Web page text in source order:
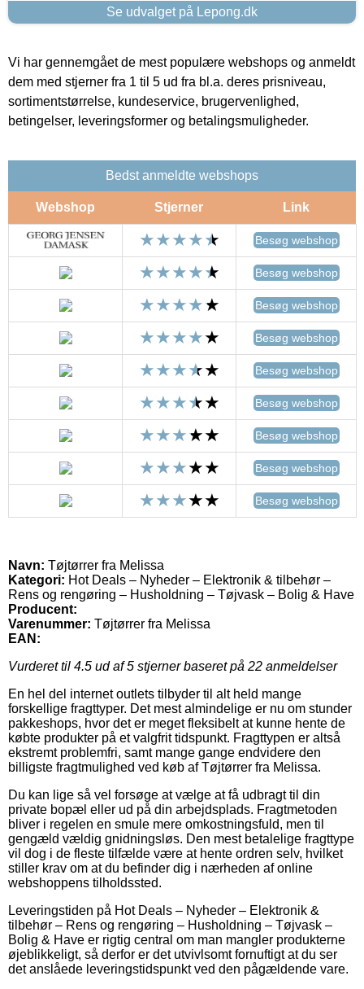
Se udvalget på Lepong.dk
Vi har gennemgået de mest populære webshops og anmeldt
dem med stjerner fra 1 til 5 ud fra bl.a. deres prisniveau,
sortimentstørrelse, kundeservice, brugervenlighed,
betingelser, leveringsformer og betalingsmuligheder.
Bedst anmeldte webshops
Webshop Stjerner Link
Besøg webshop
Besøg webshop
Besøg webshop
Besøg webshop
Besøg webshop
Besøg webshop
Besøg webshop
Besøg webshop
Besøg webshop
Navn: Tøjtørrer fra Melissa
Kategori: Hot Deals – Nyheder – Elektronik & tilbehør –
Rens og rengøring – Husholdning – Tøjvask – Bolig & Have
Producent:
Varenummer: Tøjtørrer fra Melissa
EAN:
Vurderet til 4.5 ud af 5 stjerner baseret på 22 anmeldelser
En hel del internet outlets tilbyder til alt held mange
forskellige fragttyper. Det mest almindelige er nu om stunder
pakkeshops, hvor det er meget fleksibelt at kunne hente de
købte produkter på et valgfrit tidspunkt. Fragttypen er altså
ekstremt problemfri, samt mange gange endvidere den
billigste fragtmulighed ved køb af Tøjtørrer fra Melissa.
Du kan lige så vel forsøge at vælge at få udbragt til din
private bopæl eller ud på din arbejdsplads. Fragtmetoden
bliver i regelen en smule mere omkostningsfuld, men til
gengæld vældig gnidningsløs. Den mest betalelige fragttype
vil dog i de fleste tilfælde være at hente ordren selv, hvilket
stiller krav om at du befinder dig i nærheden af online
webshoppens tilholdssted.
Leveringstiden på Hot Deals – Nyheder – Elektronik &
tilbehør – Rens og rengøring – Husholdning – Tøjvask –
Bolig & Have er rigtig central om man mangler produkterne
øjeblikkeligt, så derfor er det utvivlsomt fornuftigt at du ser
det anslåede leveringstidspunkt ved den pågældende vare.